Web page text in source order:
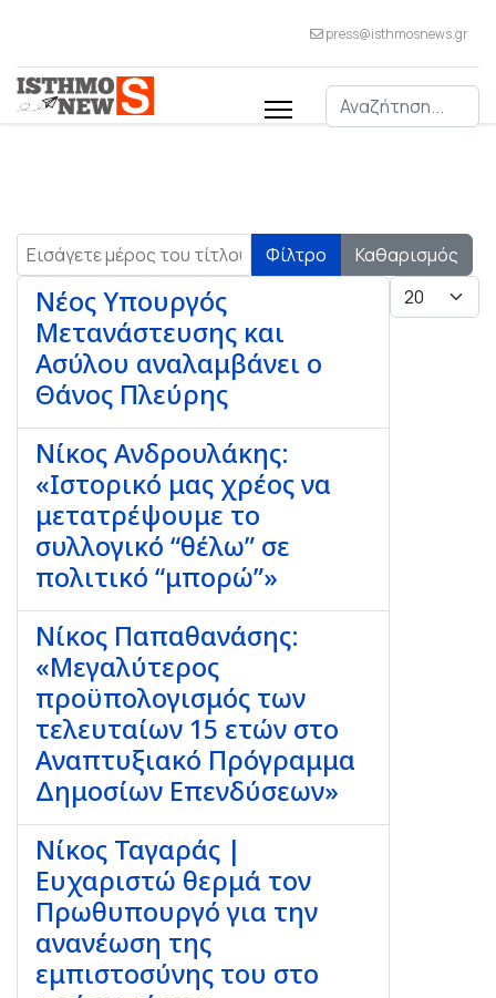
press@isthmosnews.gr
Αναζήτηση
Εισάγετε μέρος του τίτλου. Φίλτρο Καθαρισμός
Εμφάνιση #
Νέος Υπουργός
Μετανάστευσης και
Ασύλου αναλαμβάνει ο
Θάνος Πλεύρης
Νίκος Ανδρουλάκης:
«Ιστορικό μας χρέος να
μετατρέψουμε το
συλλογικό “θέλω” σε
πολιτικό “μπορώ”»
Νίκος Παπαθανάσης:
«Μεγαλύτερος
προϋπολογισμός των
τελευταίων 15 ετών στο
Αναπτυξιακό Πρόγραμμα
Δημοσίων Επενδύσεων»
Νίκος Ταγαράς |
Ευχαριστώ θερμά τον
Πρωθυπουργό για την
ανανέωση της
εμπιστοσύνης του στο